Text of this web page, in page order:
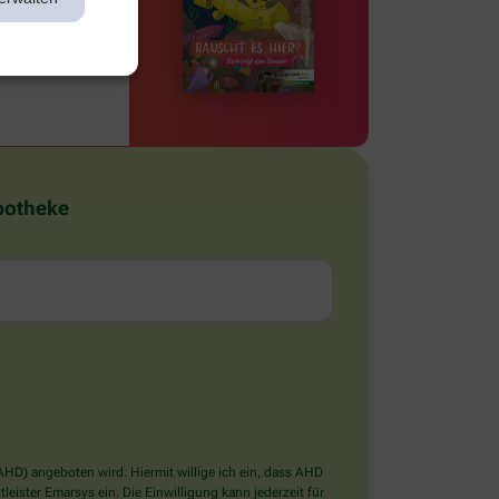
angeboten wird. Hiermit willige ich ein, dass AHD
Emarsys ein. Die Einwilligung kann jederzeit für